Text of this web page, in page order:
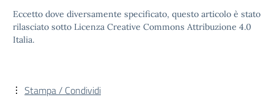
Eccetto dove diversamente specificato, questo articolo è stato
rilasciato sotto Licenza Creative Commons Attribuzione 4.0
Italia.
Stampa / Condividi